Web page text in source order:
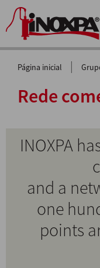
Página inicial |
Rede
INOXPA
and a
one
points